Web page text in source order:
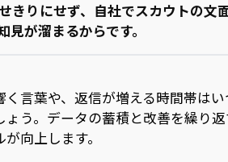
きりにせず、自社でスカウトの文
見が溜まるからです。
く言葉や、返信が増える時間帯は
ょう。データの蓄積と改善を繰り
向上します。